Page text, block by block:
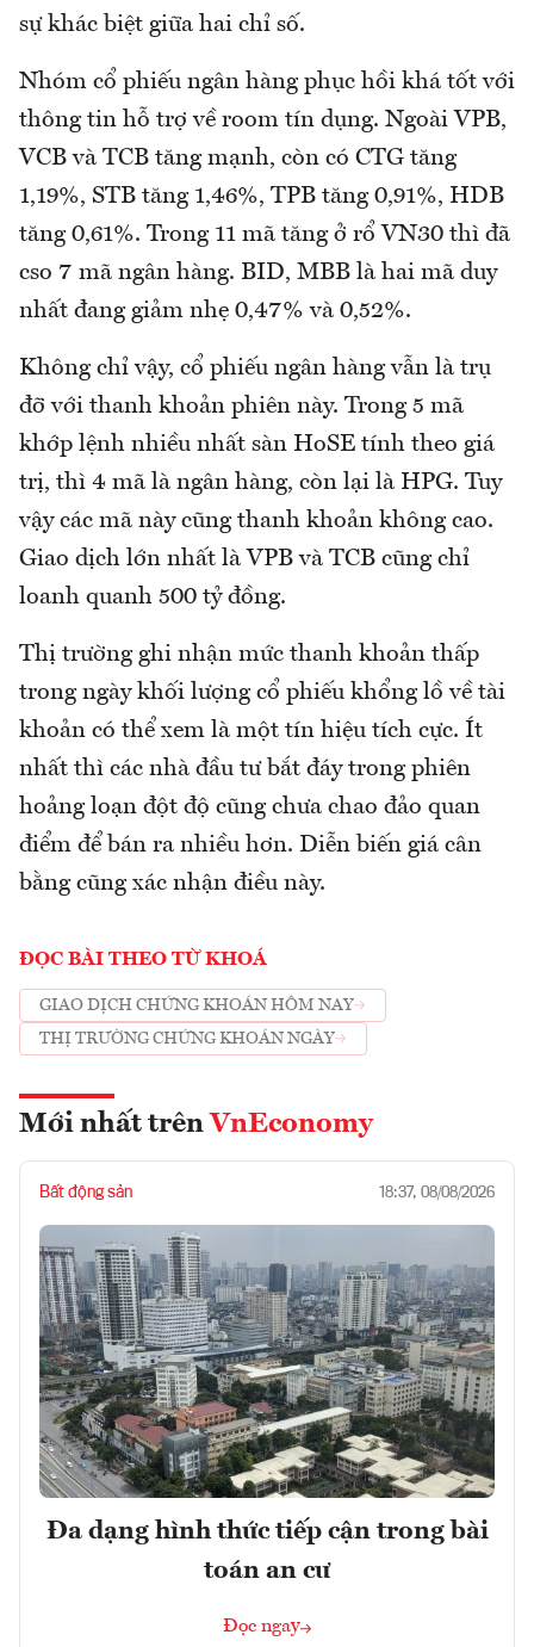
sự khác biệt giữa hai chỉ số.
Nhóm cổ phiếu ngân hàng phục hồi khá tốt với
thông tin hỗ trợ về room tín dụng. Ngoài VPB,
VCB và TCB tăng mạnh, còn có CTG tăng
1,19%, STB tăng 1,46%, TPB tăng 0,91%, HDB
tăng 0,61%. Trong 11 mã tăng ở rổ VN30 thì đã
cso 7 mã ngân hàng. BID, MBB là hai mã duy
nhất đang giảm nhẹ 0,47% và 0,52%.
Không chỉ vậy, cổ phiếu ngân hàng vẫn là trụ
đỡ với thanh khoản phiên này. Trong 5 mã
khớp lệnh nhiều nhất sàn HoSE tính theo giá
trị, thì 4 mã là ngân hàng, còn lại là HPG. Tuy
vậy các mã này cũng thanh khoản không cao.
Giao dịch lớn nhất là VPB và TCB cũng chỉ
loanh quanh 500 tỷ đồng.
Thị trường ghi nhận mức thanh khoản thấp
trong ngày khối lượng cổ phiếu khổng lồ về tài
khoản có thể xem là một tín hiệu tích cực. Ít
nhất thì các nhà đầu tư bắt đáy trong phiên
hoảng loạn đột độ cũng chưa chao đảo quan
điểm để bán ra nhiều hơn. Diễn biến giá cân
bằng cũng xác nhận điều này.
ĐỌC BÀI THEO TỪ KHOÁ
GIAO DỊCH CHỨNG KHOÁN HÔM NAY
THỊ TRƯỜNG CHỨNG KHOÁN NGÀY
Mới nhất trên VnEconomy
Bất động sản 18:37, 08/08/2026
Đa dạng hình thức tiếp cận trong bài
toán an cư
Đọc ngay